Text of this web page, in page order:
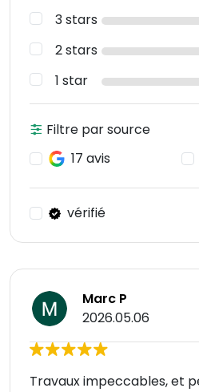
3 stars
2 stars
1 star
Filtre par source
17 avis
vérifié
Marc P
2026.05.06
Travaux impeccables, et